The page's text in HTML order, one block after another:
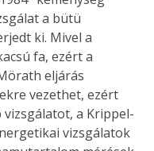
a bütü
ki. Mivel a
fa, ezért a
eljárás
vezethet, ezért
a Krippel-
vizsgálatok